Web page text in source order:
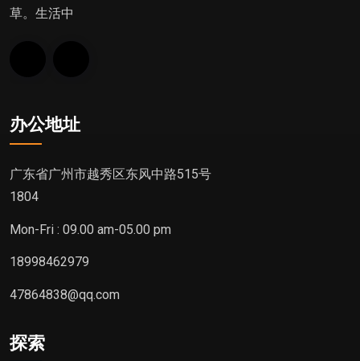
草。生活中
办公地址
广东省广州市越秀区东风中路515号
1804
Mon-Fri : 09.00 am-05.00 pm
18998462979
47864838@qq.com
探索